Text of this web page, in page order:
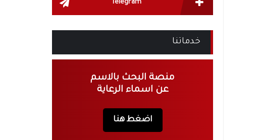
Telegram
خدماتنا
منصة البحث بالاسم
عن اسماء الرعاية
اضغط هنا